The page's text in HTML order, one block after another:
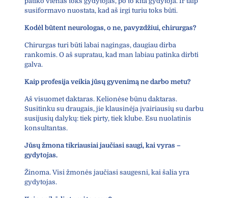
susiformavo nuostata, kad aš irgi turiu toks būti.
Kodėl būtent neurologas, o ne, pavyzdžiui, chirurgas?
Chirurgas turi būti labai nagingas, daugiau dirba
rankomis. O aš supratau, kad man labiau patinka dirbti
galva.
Kaip profesija veikia jūsų gyvenimą ne darbo metu?
Aš visuomet daktaras. Kelionėse būnu daktaras.
Susitinku su draugais, jie klausinėja įvairiausių su darbu
susijusių dalykų: tiek pirty, tiek klube. Esu nuolatinis
konsultantas.
Jūsų žmona tikriausiai jaučiasi saugi, kai vyras –
gydytojas.
Žinoma. Visi žmonės jaučiasi saugesni, kai šalia yra
gydytojas.